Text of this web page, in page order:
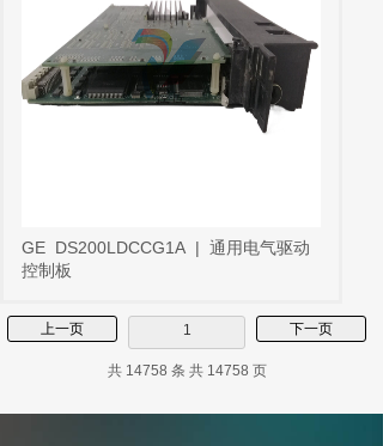
GE DS200LDCCG1A | 通用电气驱动
控制板
上一页 1 下一页
共 14758 条 共 14758 页